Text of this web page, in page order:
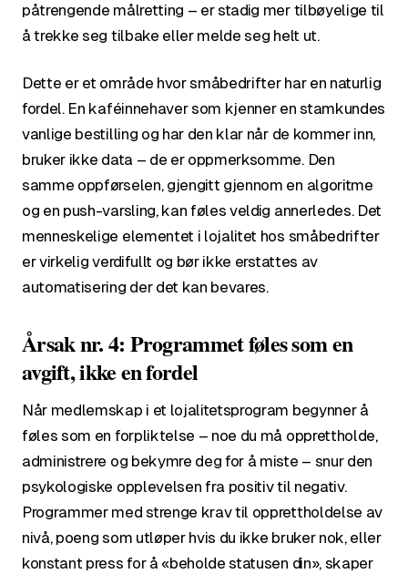
påtrengende målretting – er stadig mer tilbøyelige til
å trekke seg tilbake eller melde seg helt ut.
Dette er et område hvor småbedrifter har en naturlig
fordel. En kaféinnehaver som kjenner en stamkundes
vanlige bestilling og har den klar når de kommer inn,
bruker ikke data – de er oppmerksomme. Den
samme oppførselen, gjengitt gjennom en algoritme
og en push-varsling, kan føles veldig annerledes. Det
menneskelige elementet i lojalitet hos småbedrifter
er virkelig verdifullt og bør ikke erstattes av
automatisering der det kan bevares.
Årsak nr. 4: Programmet føles som en
avgift, ikke en fordel
Når medlemskap i et lojalitetsprogram begynner å
føles som en forpliktelse – noe du må opprettholde,
administrere og bekymre deg for å miste – snur den
psykologiske opplevelsen fra positiv til negativ.
Programmer med strenge krav til opprettholdelse av
nivå, poeng som utløper hvis du ikke bruker nok, eller
konstant press for å «beholde statusen din», skaper